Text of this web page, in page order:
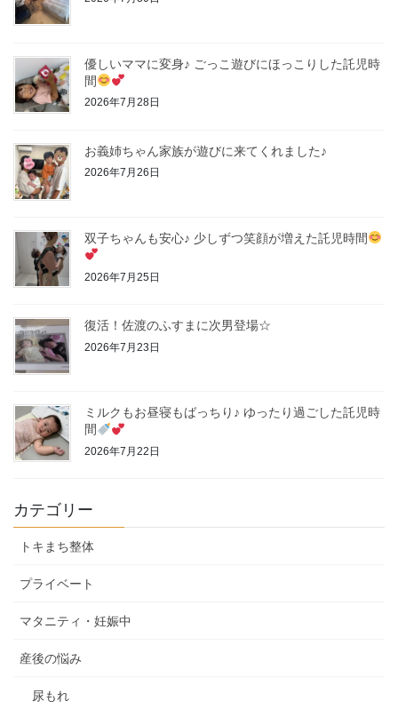
優しいママに変身♪ ごっこ遊びにほっこりした託児時
間
2026年7月28日
お義姉ちゃん家族が遊びに来てくれました♪
2026年7月26日
双子ちゃんも安心♪ 少しずつ笑顔が増えた託児時間
2026年7月25日
復活！佐渡のふすまに次男登場☆
2026年7月23日
ミルクもお昼寝もばっちり♪ ゆったり過ごした託児時
間
2026年7月22日
カテゴリー
トキまち整体
プライベート
マタニティ・妊娠中
産後の悩み
尿もれ